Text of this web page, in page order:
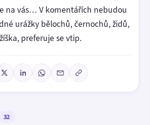
na vás… V komentářích nebudou
urážky bělochů, černochů, židů,
preferuje se vtip.
32